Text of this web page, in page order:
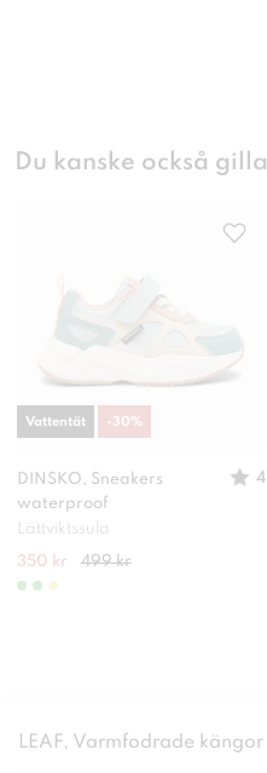
Du kanske också
DINSKO, Sneakers
waterproof
4
Lättviktssula
350 kr 499 kr
Vattentät -30%
LEAF, Varmfodrade